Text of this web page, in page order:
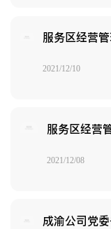
2021/12/10
服务区经营
2021/12/08